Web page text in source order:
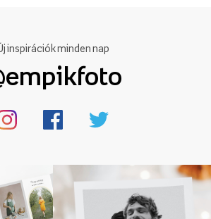
inspirációk minden nap